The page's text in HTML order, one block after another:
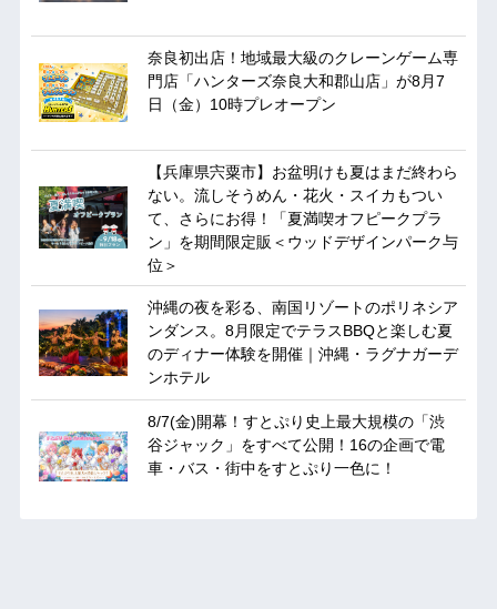
奈良初出店！地域最大級のクレーンゲーム専
門店「ハンターズ奈良大和郡山店」が8月7
日（金）10時プレオープン
【兵庫県宍粟市】お盆明けも夏はまだ終わら
ない。流しそうめん・花火・スイカもつい
て、さらにお得！「夏満喫オフピークプラ
ン」を期間限定販＜ウッドデザインパーク与
位＞
沖縄の夜を彩る、南国リゾートのポリネシア
ンダンス。8月限定でテラスBBQと楽しむ夏
のディナー体験を開催｜沖縄・ラグナガーデ
ンホテル
8/7(金)開幕！すとぷり史上最大規模の「渋
谷ジャック」をすべて公開！16の企画で電
車・バス・街中をすとぷり一色に！